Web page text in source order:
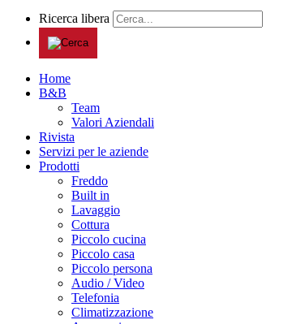
Ricerca libera
Home
B&B
Team
Valori Aziendali
Rivista
Servizi per le aziende
Prodotti
Freddo
Built in
Lavaggio
Cottura
Piccolo cucina
Piccolo casa
Piccolo persona
Audio / Video
Telefonia
Climatizzazione